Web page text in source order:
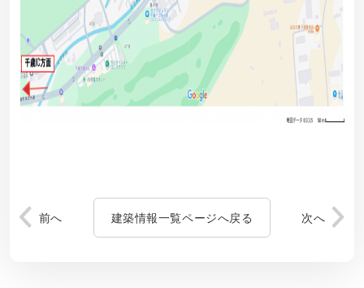
前へ 建築情報一覧ページへ戻る 次へ